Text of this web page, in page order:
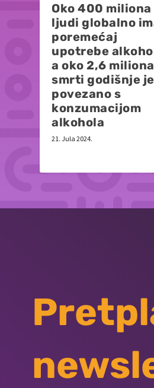
Oko 400 miliona
ljudi globalno
poremećaj
upotrebe
a oko 2,6 miliona
smrti godišnje je
povezano s
konzumacijom
alkohola
21. Jula 2024.